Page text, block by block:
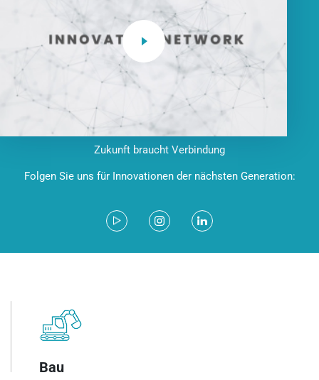
Zukunft braucht Verbindung
Folgen Sie uns für Innovationen der nächsten Generation:
Bau